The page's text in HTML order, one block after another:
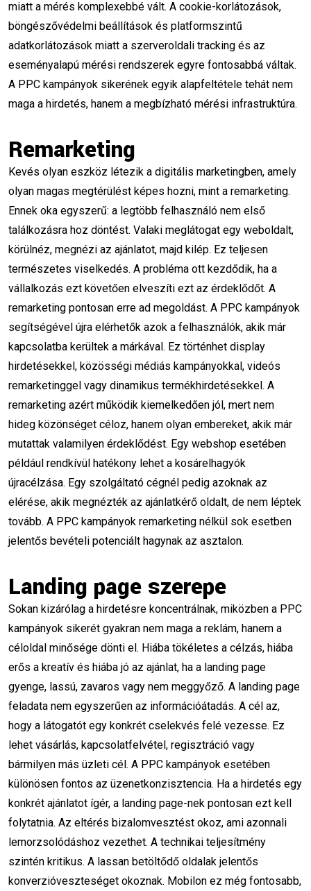
2025 marketing trendek organikus elérés
fizetett hirdetések Facebook marketing
Instagram marketing kulcsszókutatás
2D animáció marketing animáció
online animáció kurzus
vizuális kommunikáció kreatív állás
animációs képzés moho szoftver
animáció marketingben oktatói pozíció
kreatív tanítás marketing ragadozó
online marketing oktató marketing tanár
PPC oktatás social media képzés
digitális marketing állás szombati tanítás
senior marketing stratégiai marketing
tanári karrier marketing tréner
karácsonyi marketing év végi kampányok
marketing tervezés 2026
kisvállalati marketing
újévi marketing tervezés
két ünnep közötti időszak
marketing döntések KPI és mérés
célcsoport szűkítés tudatos vállalkozás
új év új karrier karrierváltás új élet
személyes fejlődés célkitűzés
miatt a mérés komplexebbé vált. A cookie-korlátozások,
böngészővédelmi beállítások és platformszintű
adatkorlátozások miatt a szerveroldali tracking és az
eseményalapú mérési rendszerek egyre fontosabbá váltak.
A PPC kampányok sikerének egyik alapfeltétele tehát nem
maga a hirdetés, hanem a megbízható mérési infrastruktúra.
Remarketing
Kevés olyan eszköz létezik a digitális marketingben, amely
olyan magas megtérülést képes hozni, mint a remarketing.
Ennek oka egyszerű: a legtöbb felhasználó nem első
találkozásra hoz döntést. Valaki meglátogat egy weboldalt,
körülnéz, megnézi az ajánlatot, majd kilép. Ez teljesen
természetes viselkedés. A probléma ott kezdődik, ha a
vállalkozás ezt követően elveszíti ezt az érdeklődőt. A
remarketing pontosan erre ad megoldást. A PPC kampányok
segítségével újra elérhetők azok a felhasználók, akik már
kapcsolatba kerültek a márkával. Ez történhet display
hirdetésekkel, közösségi médiás kampányokkal, videós
remarketinggel vagy dinamikus termékhirdetésekkel. A
remarketing azért működik kiemelkedően jól, mert nem
hideg közönséget céloz, hanem olyan embereket, akik már
mutattak valamilyen érdeklődést. Egy webshop esetében
például rendkívül hatékony lehet a kosárelhagyók
újracélzása. Egy szolgáltató cégnél pedig azoknak az
elérése, akik megnézték az ajánlatkérő oldalt, de nem léptek
tovább. A PPC kampányok remarketing nélkül sok esetben
jelentős bevételi potenciált hagynak az asztalon.
Landing page szerepe
Sokan kizárólag a hirdetésre koncentrálnak, miközben a PPC
kampányok sikerét gyakran nem maga a reklám, hanem a
céloldal minősége dönti el. Hiába tökéletes a célzás, hiába
erős a kreatív és hiába jó az ajánlat, ha a landing page
gyenge, lassú, zavaros vagy nem meggyőző. A landing page
feladata nem egyszerűen az információátadás. A cél az,
hogy a látogatót egy konkrét cselekvés felé vezesse. Ez
lehet vásárlás, kapcsolatfelvétel, regisztráció vagy
bármilyen más üzleti cél. A PPC kampányok esetében
különösen fontos az üzenetkonzisztencia. Ha a hirdetés egy
konkrét ajánlatot ígér, a landing page-nek pontosan ezt kell
folytatnia. Az eltérés bizalomvesztést okoz, ami azonnali
lemorzsolódáshoz vezethet. A technikai teljesítmény
szintén kritikus. A lassan betöltődő oldalak jelentős
konverzióveszteséget okoznak. Mobilon ez még fontosabb,